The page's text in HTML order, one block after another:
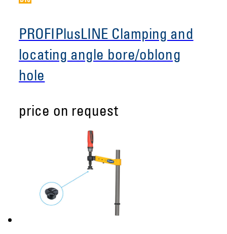
PROFIPlusLINE Clamping and
locating angle bore/oblong
hole
price on request